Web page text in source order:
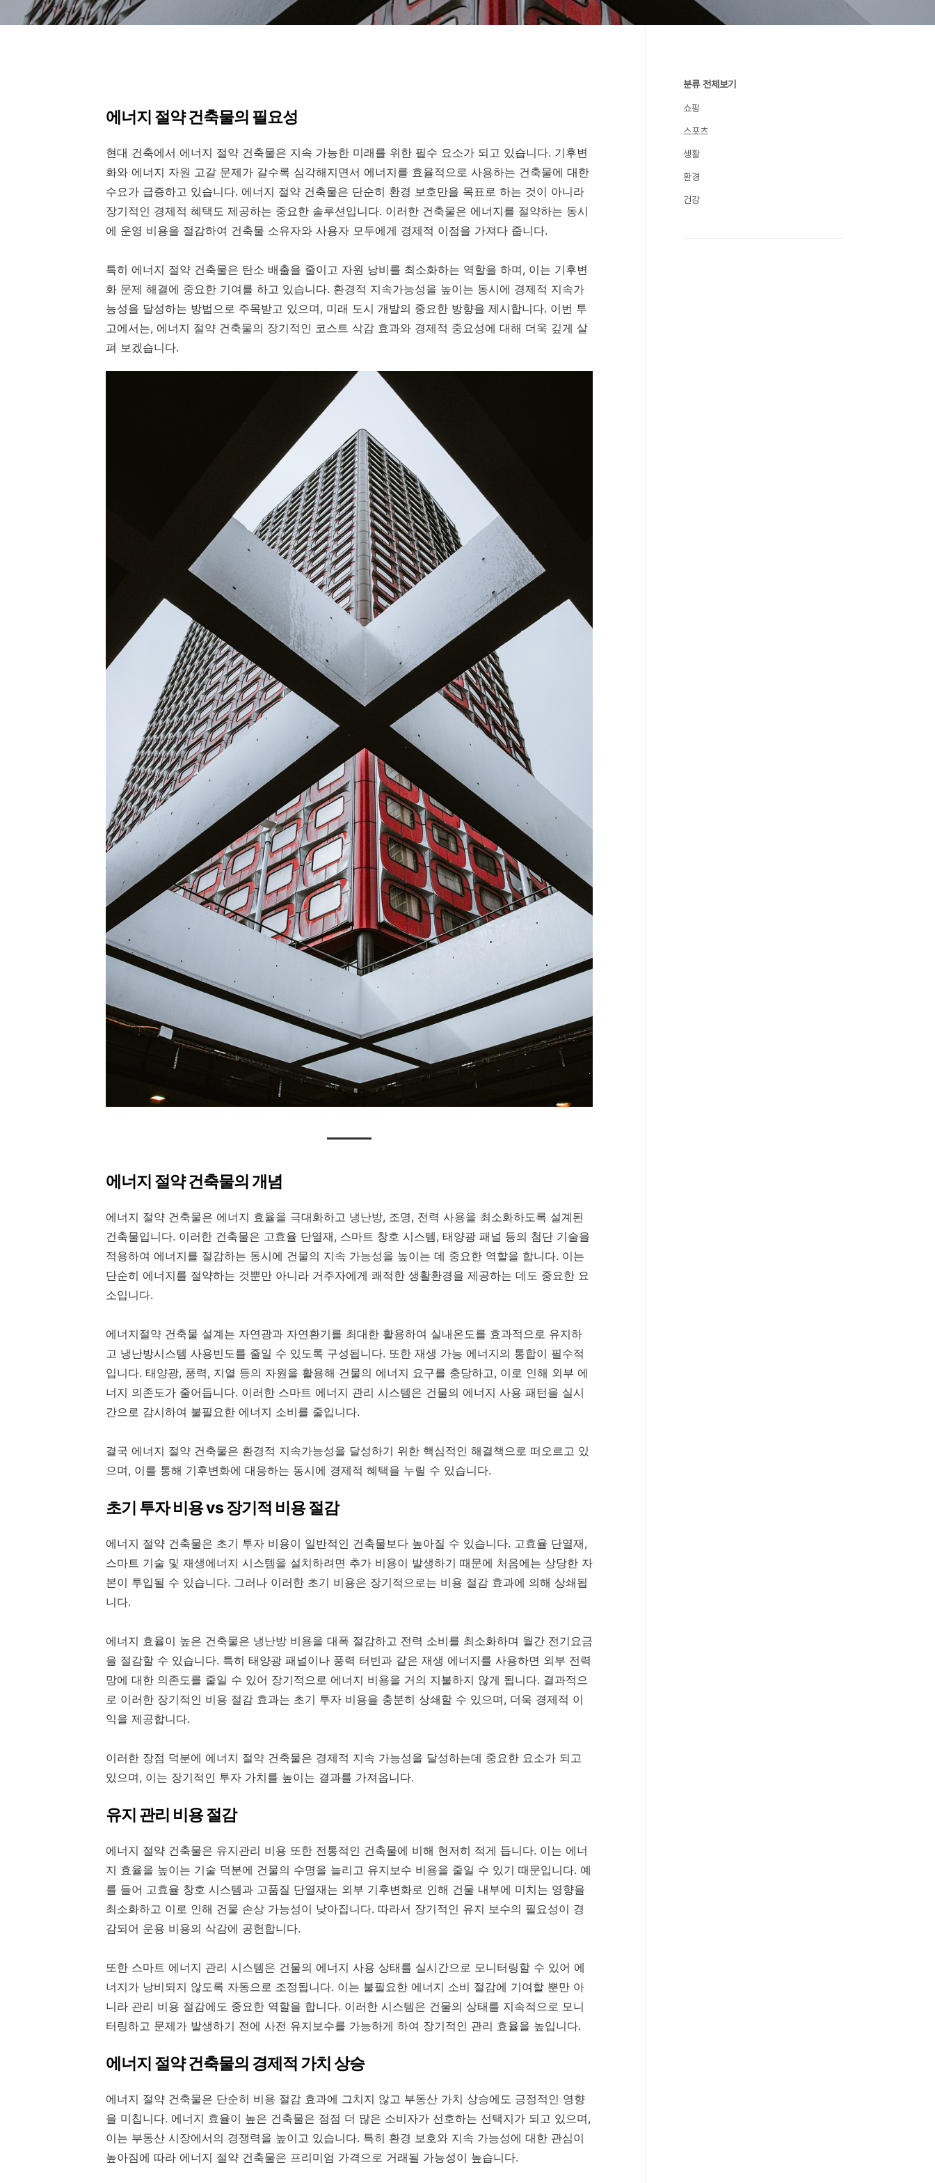
에너지 절약 건축물의 필요성
현대 건축에서 에너지 절약 건축물은 지속 가능한 미래를 위한 필수 요소가 되고 있습니다. 기후변
화와 에너지 자원 고갈 문제가 갈수록 심각해지면서 에너지를 효율적으로 사용하는 건축물에 대한
수요가 급증하고 있습니다. 에너지 절약 건축물은 단순히 환경 보호만을 목표로 하는 것이 아니라
장기적인 경제적 혜택도 제공하는 중요한 솔루션입니다. 이러한 건축물은 에너지를 절약하는 동시
에 운영 비용을 절감하여 건축물 소유자와 사용자 모두에게 경제적 이점을 가져다 줍니다.
특히 에너지 절약 건축물은 탄소 배출을 줄이고 자원 낭비를 최소화하는 역할을 하며, 이는 기후변
화 문제 해결에 중요한 기여를 하고 있습니다. 환경적 지속가능성을 높이는 동시에 경제적 지속가
능성을 달성하는 방법으로 주목받고 있으며, 미래 도시 개발의 중요한 방향을 제시합니다. 이번 투
고에서는, 에너지 절약 건축물의 장기적인 코스트 삭감 효과와 경제적 중요성에 대해 더욱 깊게 살
펴 보겠습니다.
에너지 절약 건축물의 개념
에너지 절약 건축물은 에너지 효율을 극대화하고 냉난방, 조명, 전력 사용을 최소화하도록 설계된
건축물입니다. 이러한 건축물은 고효율 단열재, 스마트 창호 시스템, 태양광 패널 등의 첨단 기술을
적용하여 에너지를 절감하는 동시에 건물의 지속 가능성을 높이는 데 중요한 역할을 합니다. 이는
단순히 에너지를 절약하는 것뿐만 아니라 거주자에게 쾌적한 생활환경을 제공하는 데도 중요한 요
소입니다.
에너지절약 건축물 설계는 자연광과 자연환기를 최대한 활용하여 실내온도를 효과적으로 유지하
고 냉난방시스템 사용빈도를 줄일 수 있도록 구성됩니다. 또한 재생 가능 에너지의 통합이 필수적
입니다. 태양광, 풍력, 지열 등의 자원을 활용해 건물의 에너지 요구를 충당하고, 이로 인해 외부 에
너지 의존도가 줄어듭니다. 이러한 스마트 에너지 관리 시스템은 건물의 에너지 사용 패턴을 실시
간으로 감시하여 불필요한 에너지 소비를 줄입니다.
결국 에너지 절약 건축물은 환경적 지속가능성을 달성하기 위한 핵심적인 해결책으로 떠오르고 있
으며, 이를 통해 기후변화에 대응하는 동시에 경제적 혜택을 누릴 수 있습니다.
초기 투자 비용 vs 장기적 비용 절감
에너지 절약 건축물은 초기 투자 비용이 일반적인 건축물보다 높아질 수 있습니다. 고효율 단열재,
스마트 기술 및 재생에너지 시스템을 설치하려면 추가 비용이 발생하기 때문에 처음에는 상당한 자
본이 투입될 수 있습니다. 그러나 이러한 초기 비용은 장기적으로는 비용 절감 효과에 의해 상쇄됩
니다.
에너지 효율이 높은 건축물은 냉난방 비용을 대폭 절감하고 전력 소비를 최소화하며 월간 전기요금
을 절감할 수 있습니다. 특히 태양광 패널이나 풍력 터빈과 같은 재생 에너지를 사용하면 외부 전력
망에 대한 의존도를 줄일 수 있어 장기적으로 에너지 비용을 거의 지불하지 않게 됩니다. 결과적으
로 이러한 장기적인 비용 절감 효과는 초기 투자 비용을 충분히 상쇄할 수 있으며, 더욱 경제적 이
익을 제공합니다.
이러한 장점 덕분에 에너지 절약 건축물은 경제적 지속 가능성을 달성하는데 중요한 요소가 되고
있으며, 이는 장기적인 투자 가치를 높이는 결과를 가져옵니다.
유지 관리 비용 절감
에너지 절약 건축물은 유지관리 비용 또한 전통적인 건축물에 비해 현저히 적게 듭니다. 이는 에너
지 효율을 높이는 기술 덕분에 건물의 수명을 늘리고 유지보수 비용을 줄일 수 있기 때문입니다. 예
를 들어 고효율 창호 시스템과 고품질 단열재는 외부 기후변화로 인해 건물 내부에 미치는 영향을
최소화하고 이로 인해 건물 손상 가능성이 낮아집니다. 따라서 장기적인 유지 보수의 필요성이 경
감되어 운용 비용의 삭감에 공헌합니다.
또한 스마트 에너지 관리 시스템은 건물의 에너지 사용 상태를 실시간으로 모니터링할 수 있어 에
너지가 낭비되지 않도록 자동으로 조정됩니다. 이는 불필요한 에너지 소비 절감에 기여할 뿐만 아
니라 관리 비용 절감에도 중요한 역할을 합니다. 이러한 시스템은 건물의 상태를 지속적으로 모니
터링하고 문제가 발생하기 전에 사전 유지보수를 가능하게 하여 장기적인 관리 효율을 높입니다.
에너지 절약 건축물의 경제적 가치 상승
에너지 절약 건축물은 단순히 비용 절감 효과에 그치지 않고 부동산 가치 상승에도 긍정적인 영향
을 미칩니다. 에너지 효율이 높은 건축물은 점점 더 많은 소비자가 선호하는 선택지가 되고 있으며,
이는 부동산 시장에서의 경쟁력을 높이고 있습니다. 특히 환경 보호와 지속 가능성에 대한 관심이
높아짐에 따라 에너지 절약 건축물은 프리미엄 가격으로 거래될 가능성이 높습니다.
분류 전체보기
쇼핑
스포츠
생활
환경
건강